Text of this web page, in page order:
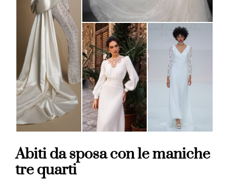
Abiti da sposa con le maniche
tre quarti